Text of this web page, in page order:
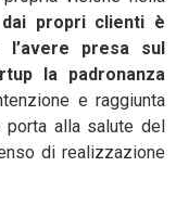
dai propri clienti è
l’avere presa sul
la padronanza
e raggiunta
porta alla salute del
di realizzazione